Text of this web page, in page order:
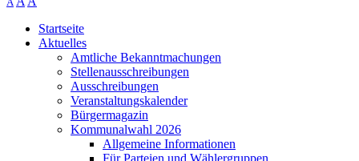
Startseite
Aktuelles
Amtliche Bekanntmachungen
Stellenausschreibungen
Ausschreibungen
Veranstaltungskalender
Bürgermagazin
Kommunalwahl 2026
Allgemeine Informationen
Für Parteien und Wählergruppen